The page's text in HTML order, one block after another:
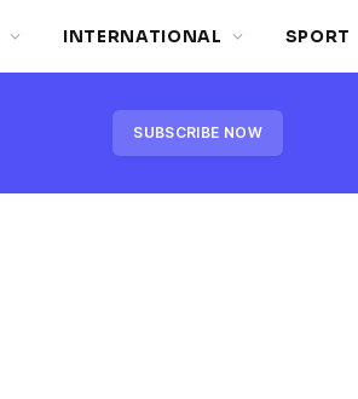
INTERNATIONAL SPORT
SUBSCRIBE NOW